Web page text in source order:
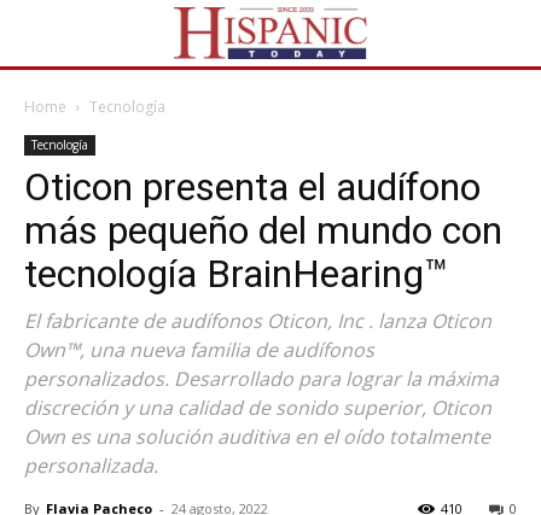
Home Tecnología
Tecnología
Oticon presenta el audífono
más pequeño del mundo con
tecnología BrainHearing™
El fabricante de audífonos Oticon, Inc . lanza Oticon
Own™, una nueva familia de audífonos
personalizados. Desarrollado para lograr la máxima
discreción y una calidad de sonido superior, Oticon
Own es una solución auditiva en el oído totalmente
personalizada.
By Flavia Pacheco - 24 agosto, 2022 0
410